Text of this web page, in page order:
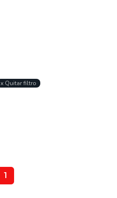
x Quitar filtro
1